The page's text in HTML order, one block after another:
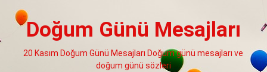
Doğum Günü Mesajları
20 Kasım Doğum Günü Mesajları Doğum günü mesajları ve
doğum günü sözleri